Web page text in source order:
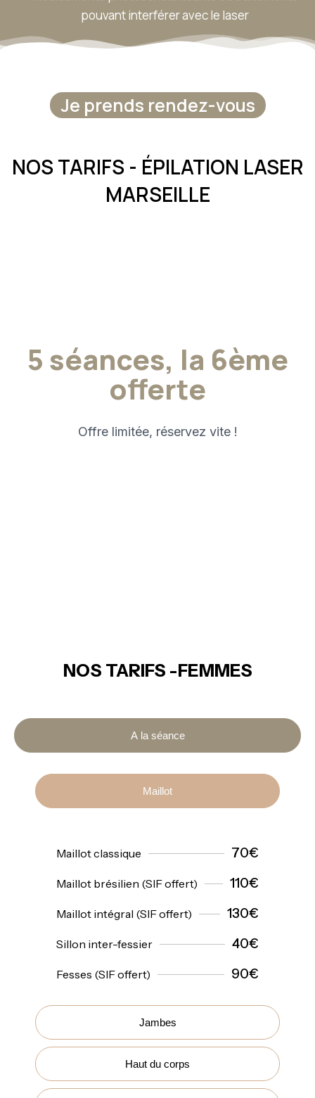
pouvant interférer avec le laser
Je prends rendez-vous
NOS TARIFS - ÉPILATION LASER
MARSEILLE
5 séances, la 6ème
offerte
Offre limitée, réservez vite !
NOS TARIFS -FEMMES
A la séance
Maillot
Jambes
Haut du corps
Maillot classique 70€
Maillot brésilien (SIF offert) 110€
Maillot intégral (SIF offert) 130€
Sillon inter-fessier 40€
Fesses (SIF offert) 90€